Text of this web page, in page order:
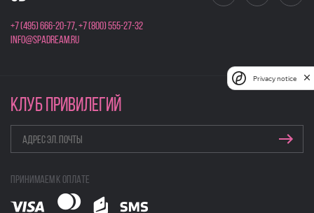
+7 (495) 666-20-77,+7 (800) 555-27-32
info@spadream.ru
КЛУБ ПРИВИЛЕГИЙ
Принимаем к оплате
Privacy notice